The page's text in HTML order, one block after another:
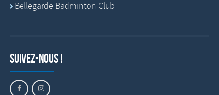
Bellegarde Badminton Club
Suivez-nous !